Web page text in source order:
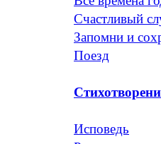
Счастливый
Запомни и
Поезд
Исповедь